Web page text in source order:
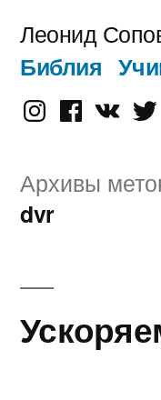
Леонид
Библия
InstagramFacebook
VK
Архивы
dvr